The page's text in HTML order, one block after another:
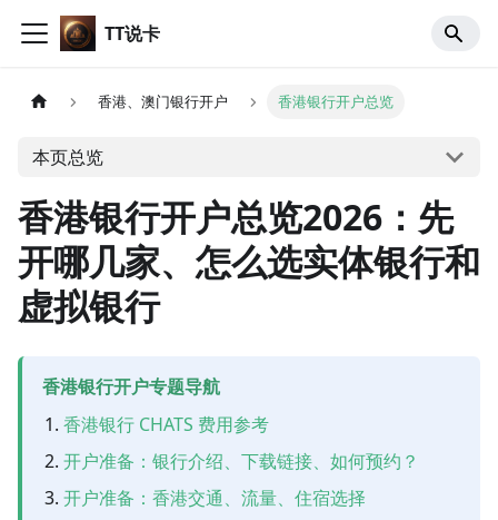
TT说卡
香港、澳门银行开户 香港银行开户总览
本页总览
香港银行开户总览2026：先
开哪几家、怎么选实体银行和
虚拟银行
香港银行开户专题导航
香港银行 CHATS 费用参考
开户准备：银行介绍、下载链接、如何预约？
开户准备：香港交通、流量、住宿选择